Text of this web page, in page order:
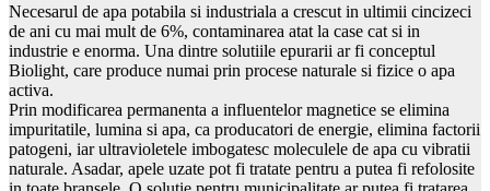
Necesarul de apa potabila si industriala a crescut in ultimii cincizeci
de ani cu mai mult de 6%, contaminarea atat la case cat si in
industrie e enorma. Una dintre solutiile epurarii ar fi conceptul
Biolight, care produce numai prin procese naturale si fizice o apa
activa.
Prin modificarea permanenta a influentelor magnetice se elimina
impuritatile, lumina si apa, ca producatori de energie, elimina factorii
patogeni, iar ultravioletele imbogatesc moleculele de apa cu vibratii
naturale. Asadar, apele uzate pot fi tratate pentru a putea fi refolosite